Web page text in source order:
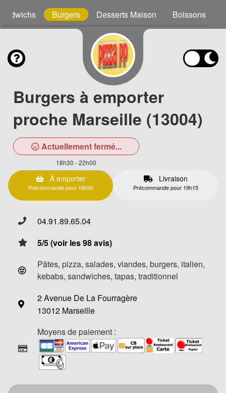
Burgers Desserts Maison Boissons
Burgers à emporter
proche Marseille (13004)
Actuellement fermé...
18h30 - 22h00
À emporter
Précommande pour 18h50
Livraison
Précommande pour 19h15
04.91.89.65.04
5/5 (voir les 98 avis)
Pâtes, pizza, salades, viandes, burgers, italien,
kebabs, sandwiches, tapas, traditionnel
2 Avenue De La Fourragère
13012 Marseille
Moyens de paiement :